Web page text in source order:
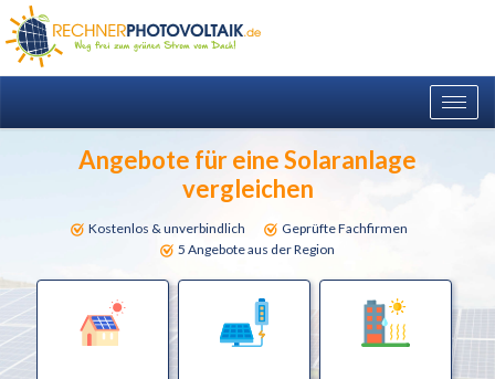
Angebote für eine Solaranlage
vergleichen
Kostenlos & unverbindlich
Geprüfte Fachfirmen
5 Angebote aus der Region